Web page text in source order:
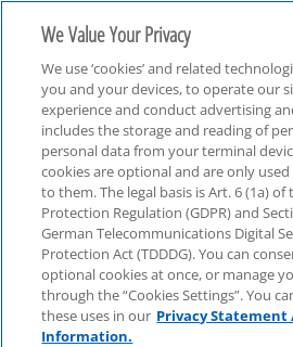
Industrielle Produktion
We Value Your Privacy
We use ‘cookies’ and related
you and your devices, to operate our
experience and conduct advertising
includes the storage and reading of
personal data from your terminal
cookies are optional and are only used
to them. The legal basis is Art. 6 (1a) of
Protection Regulation (GDPR) and
German Telecommunications Digital
Protection Act (TDDDG). You can
optional cookies at once, or manage
through the “Cookies Settings”. You
these uses in our Privacy Statement
Information.